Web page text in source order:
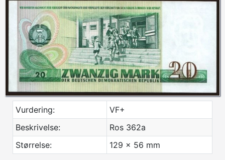
Vurdering:
VF+
Beskrivelse:
Ros 362a
Størrelse:
129 x 56 mm